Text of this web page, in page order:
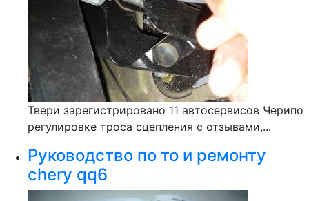
Твери зарегистрировано 11 автосервисов Черипо
регулировке троса сцепления с отзывами,...
Руководство по то и ремонту
chery qq6